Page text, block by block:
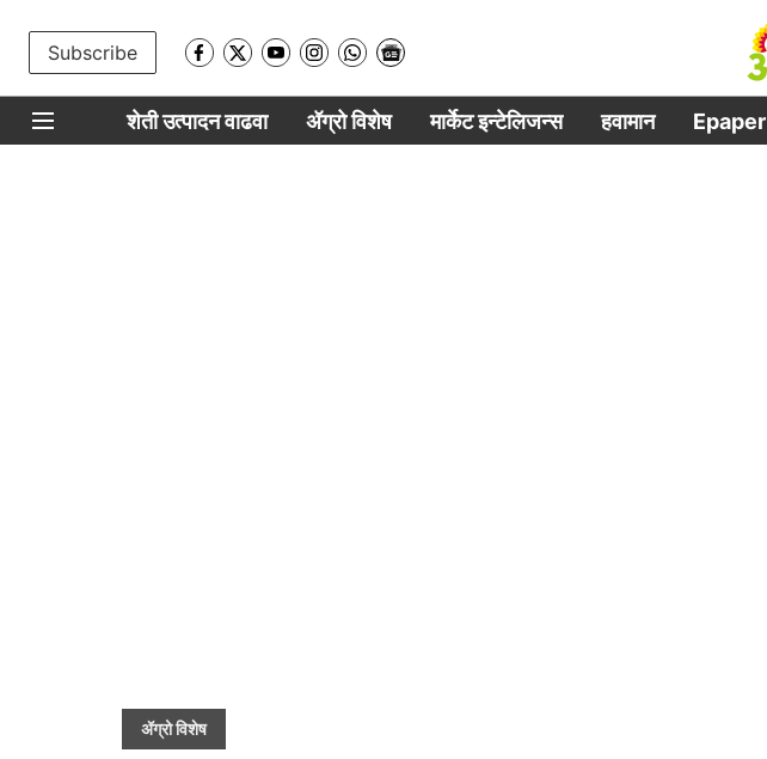
Subscribe
शेती उत्पादन वाढवा ॲग्रो विशेष मार्केट इन्टेलिजन्स हवामान Epaper
ॲग्रो विशेष